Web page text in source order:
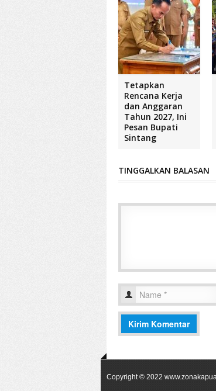
Tetapkan
Rencana Kerja
dan Anggaran
Tahun 2027, Ini
Pesan Bupati
Sintang
TINGGALKAN BALASAN
Copyright © 2022